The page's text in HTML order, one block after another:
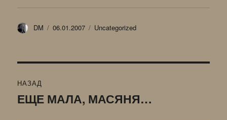
Автор
DM Опубликовано
06.01.2007 Рубрики
Uncategorized
по
НАЗАД
Предыдущая
ЕЩЕ МАЛА, МАСЯНЯ…